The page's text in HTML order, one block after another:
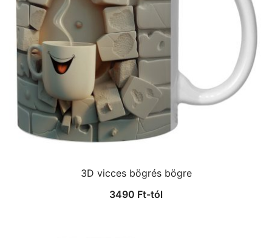
3D vicces bögrés bögre
3490 Ft-tól